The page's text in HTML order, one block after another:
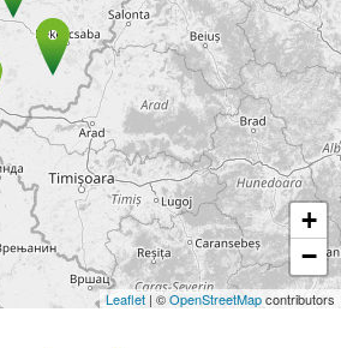
+
−
Leaflet | ©OpenStreetMapcontributors